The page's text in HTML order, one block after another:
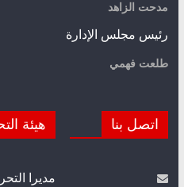
مدحت الزاهد
رئيس مجلس الإدارة
طلعت فهمي
اتصل بنا هيئة
مديرا